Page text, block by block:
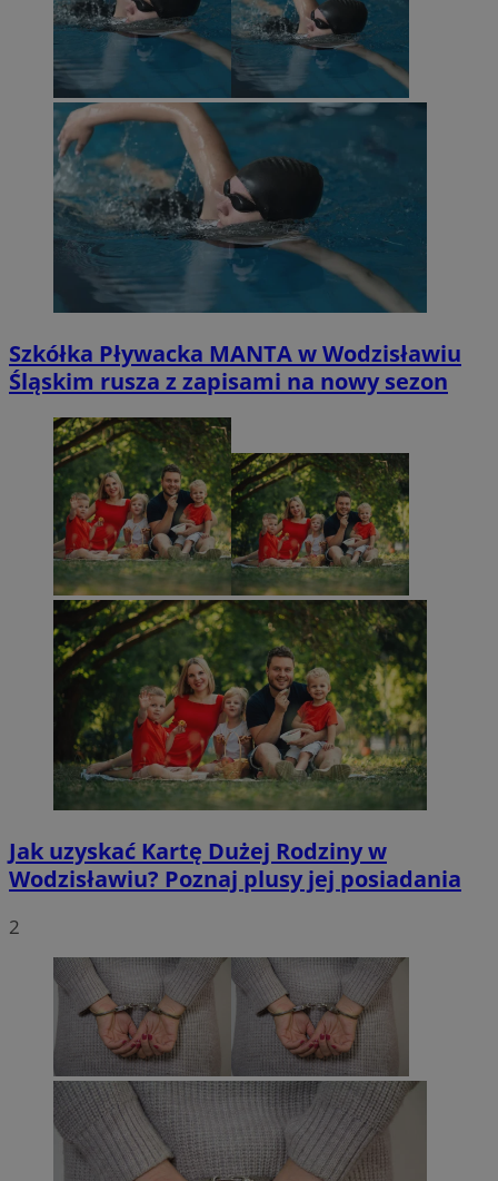
Szkółka Pływacka MANTA w Wodzisławiu
Śląskim rusza z zapisami na nowy sezon
Jak uzyskać Kartę Dużej Rodziny w
Wodzisławiu? Poznaj plusy jej posiadania
2